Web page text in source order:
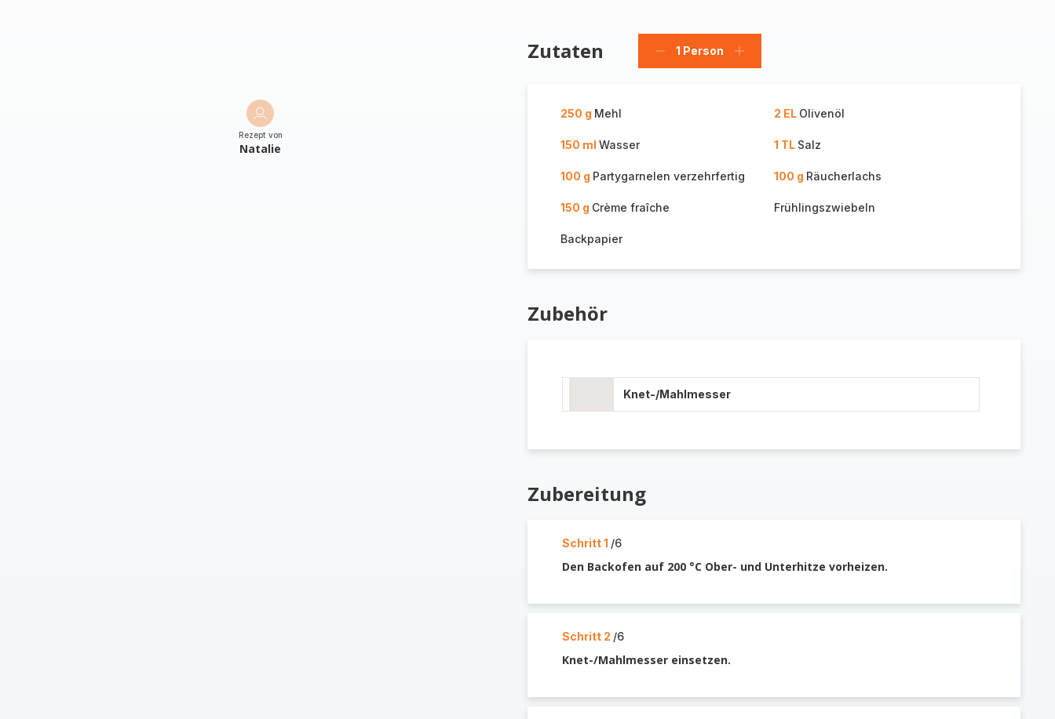
Rezept von
Natalie
Zutaten
Person
1 Person
Person
250 g Mehl 2 EL Olivenöl
150 ml Wasser 1 TL Salz
100 g Partygarnelen verzehrfertig 100 g Räucherlachs
150 g Crème fraîche Frühlingszwiebeln
Backpapier
Zubehör
Knet-/Mahlmesser
Zubereitung
Schritt 1 /6
Den Backofen auf 200 °C Ober- und Unterhitze vorheizen.
Schritt 2 /6
Knet-/Mahlmesser einsetzen.